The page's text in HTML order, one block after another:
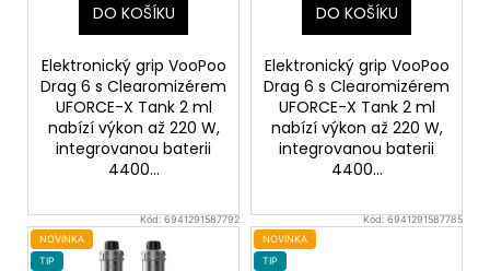
DO KOŠÍKU
Elektronický grip VooPoo
Drag 6 s Clearomizérem
UFORCE-X Tank 2 ml
nabízí výkon až 220 W,
integrovanou baterii
4400...
DO KOŠÍKU
Elektronický grip VooPoo
Drag 6 s Clearomizérem
UFORCE-X Tank 2 ml
nabízí výkon až 220 W,
integrovanou baterii
4400...
Kód:6941291587792
NOVINKA
TIP
Kód:6941291587785
NOVINKA
TIP